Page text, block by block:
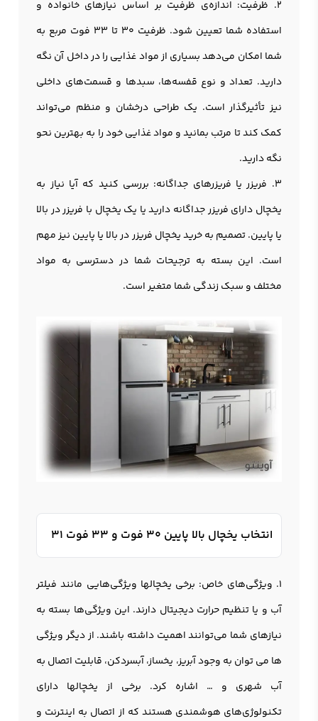
2. ظرفیت: اندازه‌ی ظرفیت بر اساس نیازهای خانواده و
استفاده شما تعیین شود. ظرفیت 30 تا 33 فوت مربع به
شما امکان می‌دهد بسیاری از مواد غذایی را در داخل آن نگه
دارید. تعداد و نوع قفسه‌ها، سبد‌ها و قسمت‌های داخلی
نیز تأثیرگذار است. یک طراحی درخشان و منظم می‌تواند
کمک کند تا مرتب بمانید و مواد غذایی خود را به بهترین نحو
نگه دارید.
3. فریزر یا فریزرهای جداگانه: بررسی کنید که آیا نیاز به
يخچال دارای فریزر جداگانه دارید یا یک یخچال با فریزر در بالا
یا پایین. تصمیم به خرید یخچال فریزر در بالا یا پایین نیز مهم
است. این بسته به ترجیحات شما در دسترسی به مواد
مختلف و سبک زندگی شما متغیر است.
انتخاب یخچال بالا پایین 30 فوت و 33 فوت 31
1. ویژگی‌های خاص: برخی یخچالها ویژگی‌هایی مانند فیلتر
آب و یا تنظیم حرارت دیجیتال دارند. این ویژگی‌ها بسته به
نیازهای شما می‌توانند اهمیت داشته باشند. از دیگر ویژگی
ها می توان به وجود آبریز، یخساز، آبسردکن، قابلیت اتصال به
آب شهری و … اشاره کرد. برخی از یخچالها دارای
تکنولوژی‌های هوشمندی هستند که از اتصال به اینترنت و